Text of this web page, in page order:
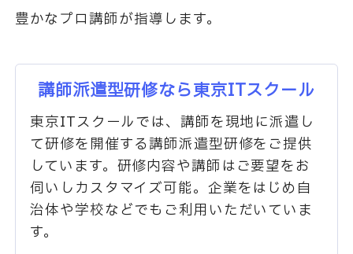
豊かなプロ講師が指導します。
講師派遣型研修なら東京ITスクール
東京ITスクールでは、講師を現地に派遣し
て研修を開催する講師派遣型研修をご提供
しています。研修内容や講師はご要望をお
伺いしカスタマイズ可能。企業をはじめ自
治体や学校などでもご利用いただいていま
す。